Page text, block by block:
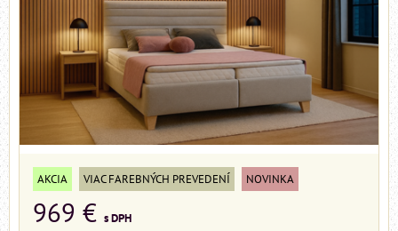
AKCIA VIAC FAREBNÝCH PREVEDENÍ NOVINKA
969 € s DPH